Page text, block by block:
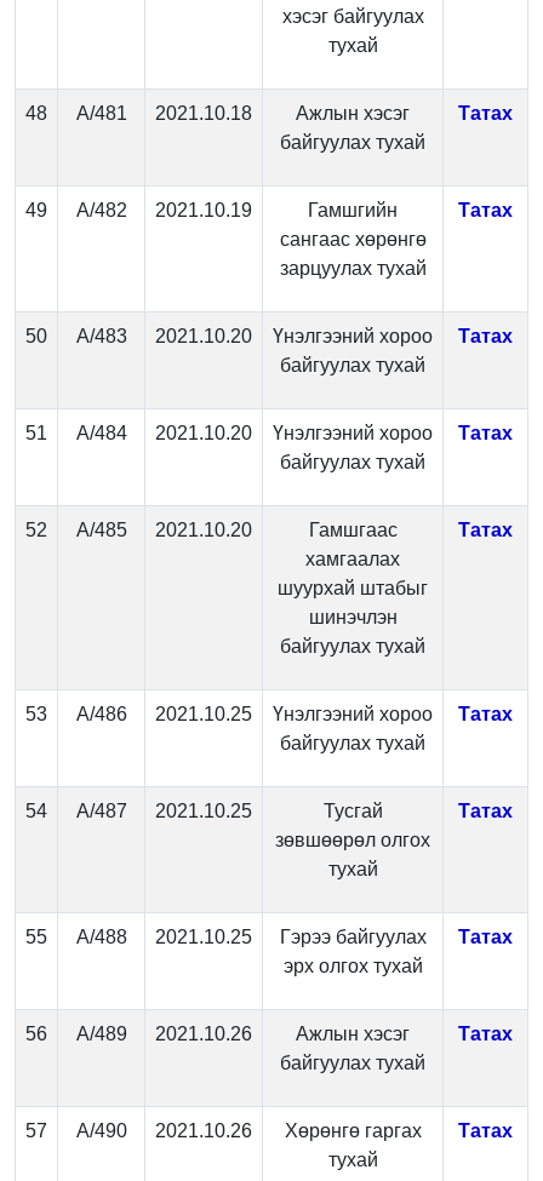
хэсэг байгуулах
тухай
48 А/481 2021.10.18
Ажлын хэсэг
байгуулах тухай
Татах
49 А/482 2021.10.19
Гамшгийн
сангаас хөрөнгө
зарцуулах тухай
Татах
50 А/483 2021.10.20
Үнэлгээний хороо
байгуулах тухай
Татах
51 А/484 2021.10.20
Үнэлгээний хороо
байгуулах тухай
Татах
52 А/485 2021.10.20
Гамшгаас
хамгаалах
шуурхай штабыг
шинэчлэн
байгуулах тухай
Татах
53 А/486 2021.10.25
Үнэлгээний хороо
байгуулах тухай
Татах
54 А/487 2021.10.25
Тусгай
зөвшөөрөл олгох
тухай
Татах
55 А/488 2021.10.25
Гэрээ байгуулах
эрх олгох тухай
Татах
56 А/489 2021.10.26
Ажлын хэсэг
байгуулах тухай
Татах
57 А/490 2021.10.26
Хөрөнгө гаргах
тухай
Татах